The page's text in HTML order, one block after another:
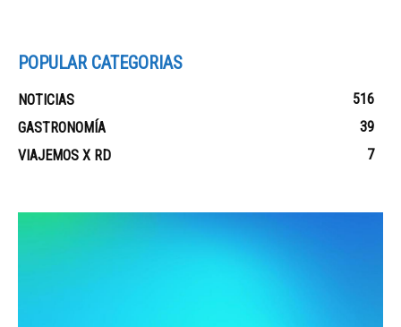
POPULAR CATEGORIAS
NOTICIAS
516
GASTRONOMÍA
39
VIAJEMOS X RD
7